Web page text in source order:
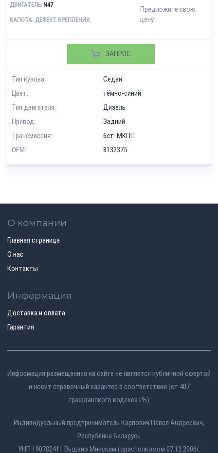
ДВИГАТЕЛЬ N47
КАПОТА. ДЕФЕКТ КРЕПЛЕНИЯ.
Предложите свою
цену
ЗАПРОС
Тип кузова:
Седан
Цвет:
тёмно-синий
Тип двигателя:
Дизель
Привод:
Задний
Трансмиссия:
6ст. МКПП
OEM:
8132375
О компании
Главная страница
О нас
Контакты
Информация
Доставка и оплата
Гарантия
Информация размещенная на сайте не является публичной офертой
и носит справочный характер в соответствии (ст.407
гражданского кодекса РБ)
Индивидуальный предприниматель Карпович Павел Андреевич,
Республика Беларусь
УНП 190782411 Выдано Минским горисполкомом 07.12.2006г.